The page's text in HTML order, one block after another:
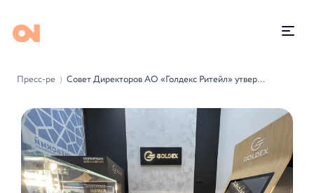
Пресс-релизы
⟩ Совет Директоров АО «Голдекс Ритейл» утвердил план размещения следующего кластера золотоматов